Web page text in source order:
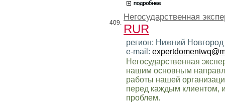
409.
Негосударственная
RUR
регион: Нижний
e-mail:
Негосударственная
нашим основным
работы нашей
перед каждым клиентом,
проблем.